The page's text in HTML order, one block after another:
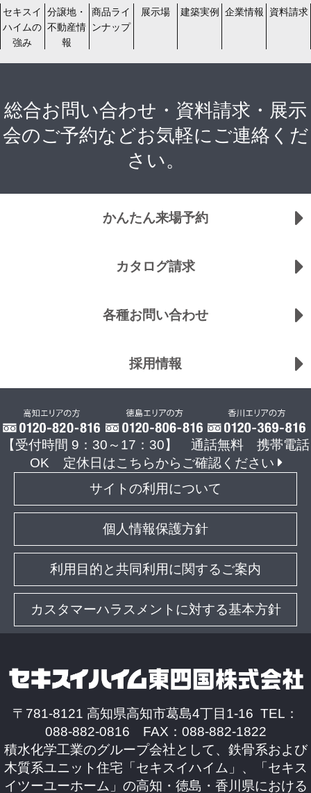
セキスイ
ハイムの
強み
分譲地・
不動産情
報
商品ライ
ンナップ
展示場 建築実例 企業情報 資料請求
総合お問い合わせ・資料請求・展示
会のご予約などお気軽にご連絡くだ
さい。
かんたん来場予約
カタログ請求
各種お問い合わせ
採用情報
【受付時間 9：30～17：30】 通話無料 携帯電話
OK
定休日はこちらからご確認ください
サイトの利用について
個人情報保護方針
利用目的と共同利用に関するご案内
カスタマーハラスメントに対する基本方針
〒781-8121 高知県高知市葛島4丁目1-16 TEL：
088-882-0816 FAX：088-882-1822
積水化学工業のグループ会社として、鉄骨系および
木質系ユニット住宅「セキスイハイム」、「セキス
イツーユーホーム」の高知・徳島・香川県における